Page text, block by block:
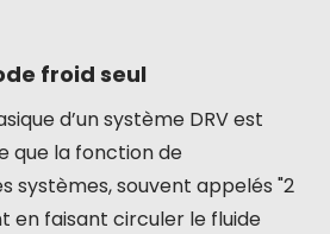
froid seul
d’un système DRV est
que la fonction de
systèmes, souvent appelés "2
en faisant circuler le fluide